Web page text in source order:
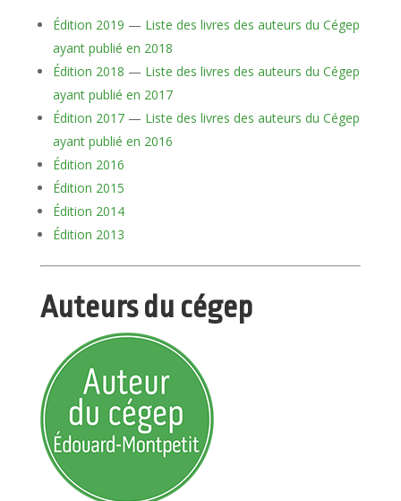
Édition 2019 — Liste des livres des auteurs du Cégep
ayant publié en 2018
Édition 2018 — Liste des livres des auteurs du Cégep
ayant publié en 2017
Édition 2017— Liste des livres des auteurs du Cégep
ayant publié en 2016
Édition 2016
Édition 2015
Édition 2014
Édition 2013
Auteurs du cégep